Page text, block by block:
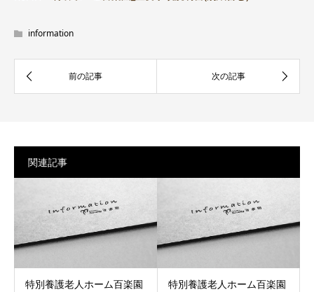
information
関連記事
特別養護老人ホーム百楽園
特別養護老人ホーム百楽園